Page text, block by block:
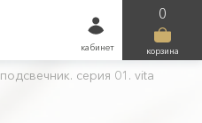
кабинет
0
корзина
подсвечник. серия 01. vita